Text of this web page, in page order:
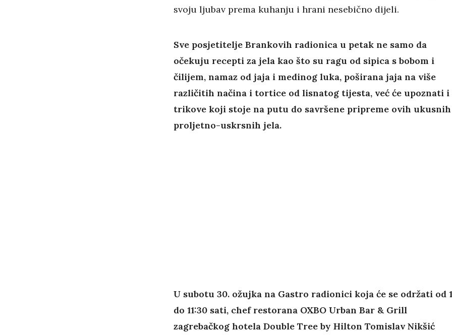
svoju ljubav prema kuhanju i hrani nesebično dijeli.
Sve posjetitelje Brankovih radionica u petak ne samo da
očekuju recepti za jela kao što su ragu od sipica s bobom i
čilijem, namaz od jaja i medinog luka, poširana jaja na više
različitih načina i tortice od lisnatog tijesta, već će upoznati i
trikove koji stoje na putu do savršene pripreme ovih ukusnih
proljetno-uskrsnih jela.
U subotu 30. ožujka na Gastro radionici koja će se održati od
do 11:30 sati, chef restorana OXBO Urban Bar & Grill
zagrebačkog hotela Double Tree by Hilton Tomislav Nikšić